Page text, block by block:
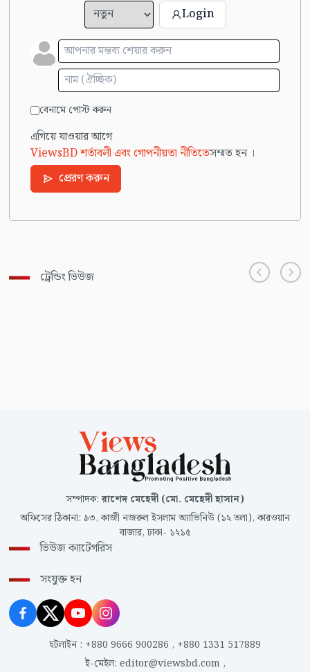
Login
বেনামে পোস্ট করুন
এগিয়ে যাওয়ার আগে
ViewsBD শর্তাবলী এবং গোপনীয়তা নীতিতেসম্মত হন ।
প্রেরণ করুন
ট্রেন্ডিং ভিউজ
সম্পাদক:রাশেদ মেহেদী (মো. মেহেদী হাসান)
অফিসের ঠিকানা: ৯৩, কাজী নজরুল ইসলাম অ্যাভিনিউ (১২ তলা), কারওয়ান
বাজার, ঢাকা- ১২১৫
ভিউজ ক্যাটেগরিস
সংযুক্ত হন
হটলাইন : +880 9666 900286 , +880 1331 517889
ই-মেইল: editor@viewsbd.com,